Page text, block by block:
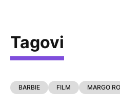
Tagovi
BARBIE FILM MARGO